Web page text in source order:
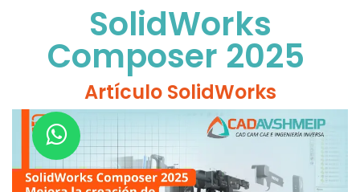
SolidWorks
Composer 2025
Artículo SolidWorks